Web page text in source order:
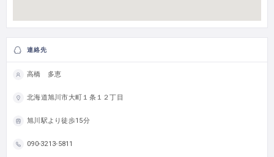
連絡先
高橋 多恵
北海道旭川市大町１条１２丁目
旭川駅より徒歩15分
090-3213-5811